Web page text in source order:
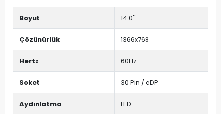
Boyut 14.0''
Çözünürlük 1366x768
Hertz 60Hz
Soket 30 Pin / eDP
Aydınlatma LED